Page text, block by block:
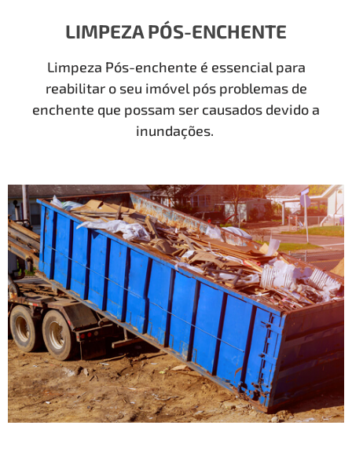
LIMPEZA PÓS-ENCHENTE
Limpeza Pós-enchente é essencial para
reabilitar o seu imóvel pós problemas de
enchente que possam ser causados devido a
inundações.